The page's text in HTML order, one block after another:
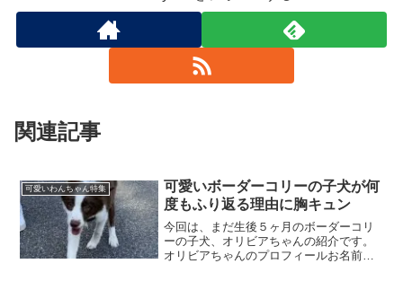
関連記事
可愛いわんちゃん特集
可愛いボーダーコリーの子犬が何
度もふり返る理由に胸キュン
今回は、まだ生後５ヶ月のボーダーコリ
ーの子犬、オリビアちゃんの紹介です。
オリビアちゃんのプロフィールお名前：